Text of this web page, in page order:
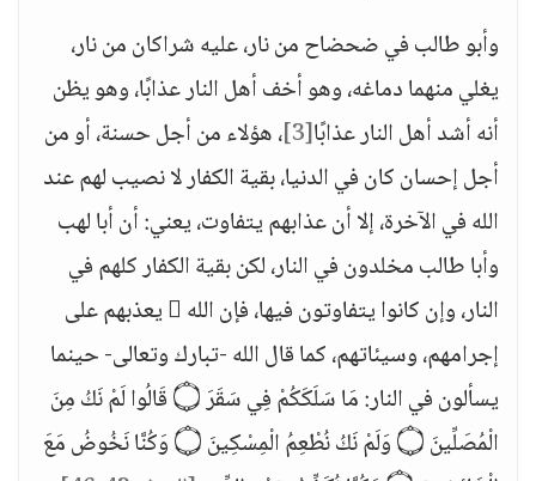
وأبو طالب في ضحضاح من نار، عليه شراكان من نار،
يغلي منهما دماغه، وهو أخف أهل النار عذابًا، وهو يظن
أنه أشد أهل النار عذابًا[3] ، هؤلاء من أجل حسنة، أو من
أجل إحسان كان في الدنيا، بقية الكفار لا نصيب لهم عند
الله في الآخرة، إلا أن عذابهم يتفاوت، يعني: أن أبا لهب
وأبا طالب مخلدون في النار، لكن بقية الكفار كلهم في
النار، وإن كانوا يتفاوتون فيها، فإن الله  يعذبهم على
إجرامهم، وسيئاتهم، كما قال الله -تبارك وتعالى- حينما
يسألون في النار: مَا سَلَكَكُمْ فِي سَقَرَ ۝ قَالُوا لَمْ نَكُ مِنَ
الْمُصَلِّينَ ۝ وَلَمْ نَكُ نُطْعِمُ الْمِسْكِينَ ۝ وَكُنَّا نَخُوضُ مَعَ